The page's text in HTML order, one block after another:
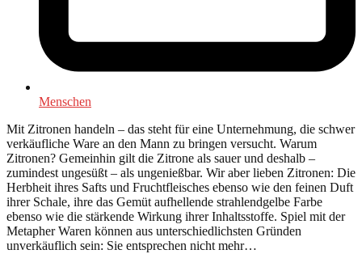
Menschen
Mit Zitronen handeln – das steht für eine Unternehmung, die schwer
verkäufliche Ware an den Mann zu bringen versucht. Warum
Zitronen? Gemeinhin gilt die Zitrone als sauer und deshalb –
zumindest ungesüßt – als ungenießbar. Wir aber lieben Zitronen: Die
Herbheit ihres Safts und Fruchtfleisches ebenso wie den feinen Duft
ihrer Schale, ihre das Gemüt aufhellende strahlendgelbe Farbe
ebenso wie die stärkende Wirkung ihrer Inhaltsstoffe. Spiel mit der
Metapher Waren können aus unterschiedlichsten Gründen
unverkäuflich sein: Sie entsprechen nicht mehr…